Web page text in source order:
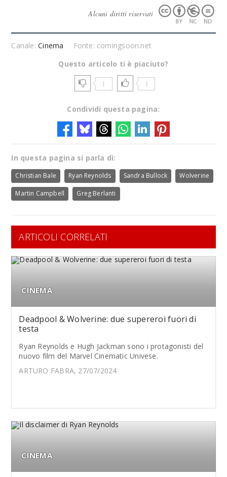
Alcuni diritti riservati
Canale:Cinema
Fonte: comingsoon.net
Questo articolo ti è piaciuto?
1 1
Condividi questa pagina:
In questa pagina si parla di:
Christian Bale Ryan Reynolds Sandra Bullock Wolverine
Martin Campbell Greg Berlanti
ARTICOLI CORRELATI
CINEMA
Deadpool & Wolverine: due supereroi fuori di
testa
Ryan Reynolds e Hugh Jackman sono i protagonisti del
nuovo film del Marvel Cinematic Univese.
ARTURO FABRA, 27/07/2024
CINEMA